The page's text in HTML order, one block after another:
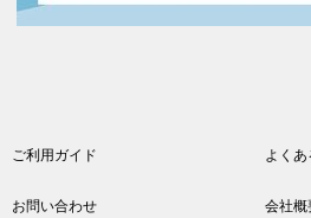
ご利用ガイド よく
お問い合わせ 会社概